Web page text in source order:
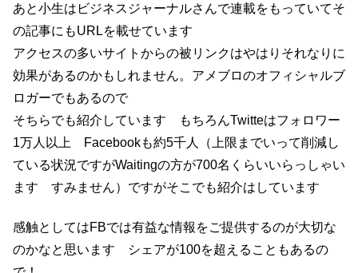
あと小生はビジネスジャーナルさんで連載をもっていてそ
の記事にもURLを載せています
アクセスの多いサイトからの被リンクはやはりそれなりに
効果があるのかもしれません。アメブロのオフィシャルブ
ロガーでもあるので
そちらでも紹介しています もちろんTwitteはフォロワー
1万人以上 Facebookも約5千人（上限までいって削減し
ている状況ですがWaitingの方が700名くらいいらっしゃい
ます すみません）ですがそこでも紹介はしています
感触としてはFBでは有益な情報をご提供するのが大切な
のかなと思います シェアが100を超えることもあるの